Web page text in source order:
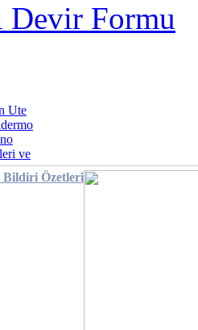
Devir Formu
Ute
ve
Bildiri Özetleri